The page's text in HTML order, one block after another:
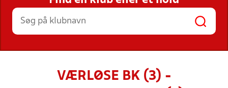
HOLD
VÆRLØSE BK (3) -